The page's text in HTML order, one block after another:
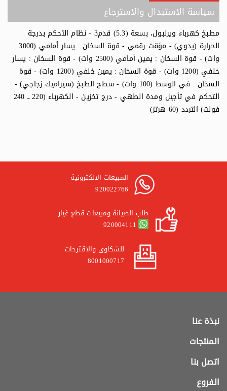
سياسة الاستبدال والاسترجاع
مطبخ كهرباء ويرلبول، بسعة (5.3) قدم3 - نظام التحكم بدرجة
الحرارة (يدوي) - مؤقت رقمي - قوة السخان : يسار أمامي (3000
وات) - قوة السخان : يمين أمامي (2500 وات) - قوة السخان : يسار
خلفي (1200 وات) - قوة السخان : يمين خلفي (1200 وات) - قوة
السخان : في الوسط (100 وات) - سطح الطبخ (سيراميك زجاجي) -
التحكم في تأجيل ومدة الطهي - درج تخزين - الكهرباء (220 ــ 240
فولت) التردد (60 هرتز)
المبيعات الالكترونية
920022766
طلب الصيانة ومبيعات قطع غيار
920004111
للشكاوى والاقترحات
8001000717
نبذة عنا
المنتجات
اتصل بنا
الفروع